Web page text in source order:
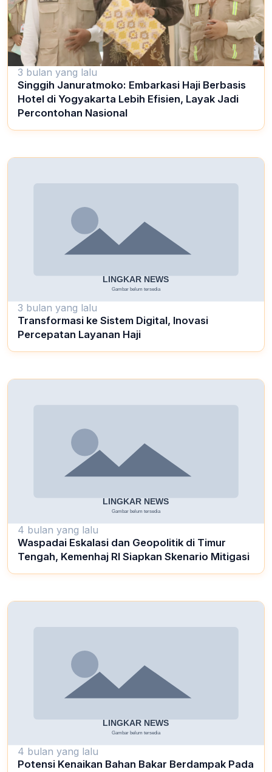
3 bulan yang lalu
Singgih Januratmoko: Embarkasi Haji Berbasis
Hotel di Yogyakarta Lebih Efisien, Layak Jadi
Percontohan Nasional
3 bulan yang lalu
Transformasi ke Sistem Digital, Inovasi
Percepatan Layanan Haji
4 bulan yang lalu
Waspadai Eskalasi dan Geopolitik di Timur
Tengah, Kemenhaj RI Siapkan Skenario Mitigasi
4 bulan yang lalu
Potensi Kenaikan Bahan Bakar Berdampak Pada